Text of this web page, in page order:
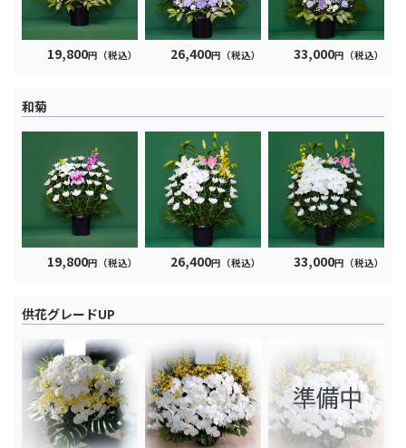
19,800円（税込） 26,400円（税込） 33,000円（税込）
和菊
19,800円（税込） 26,400円（税込） 33,000円（税込）
供花グレードUP